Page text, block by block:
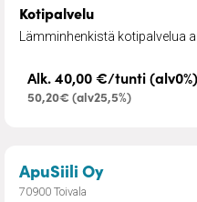
Kotipalvelu
Lämminhenkistä kotipalvelua
Alk. 40,00 €/tunti (alv0%)
50,20€ (alv25,5%)
ApuSiili Oy– IT-apu ja
70900 Toivala